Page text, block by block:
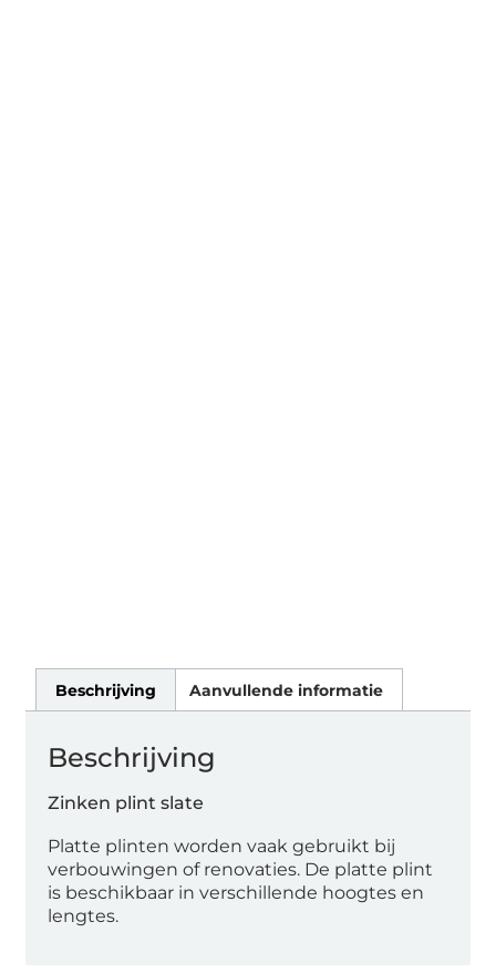
Beschrijving Aanvullende informatie
Beschrijving
Zinken plint slate
Platte plinten worden vaak gebruikt bij
verbouwingen of renovaties. De platte plint
is beschikbaar in verschillende hoogtes en
lengtes.